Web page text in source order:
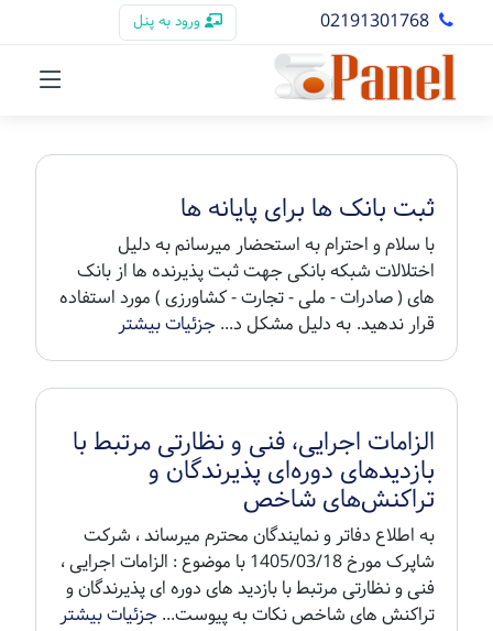
02191301768 ورود به پنل
ثبت بانک ها برای پایانه ها
با سلام و احترام به استحضار میرسانم به دلیل
اختلالات شبکه بانکی جهت ثبت پذیرنده ها از بانک
های ( صادرات - ملی - تجارت - کشاورزی ) مورد استفاده
قرار ندهید. به دلیل مشکل د...جزئیات بیشتر
الزامات اجرایی، فنی و نظارتی مرتبط با
بازدیدهای دوره‌ای پذیرندگان و
تراکنش‌های شاخص
به اطلاع دفاتر و نمایندگان محترم میرساند ، شرکت
شاپرک مورخ 1405/03/18 با موضوع : الزامات اجرایی ،
فنی و نظارتی مرتبط با بازدید های دوره ای پذیرندگان و
تراکنش های شاخص نکات به پیوست...جزئیات بیشتر